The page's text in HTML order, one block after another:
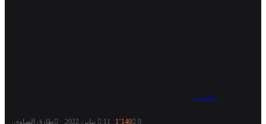
متابعات
طارق الصاوى 11 يناير، 2022 0 1٬140